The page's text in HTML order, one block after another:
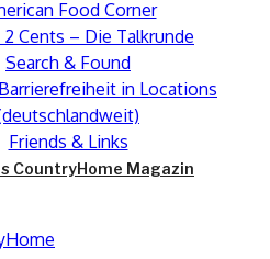
Food Corner
2 Cents – Die Talkrunde
Search & Found
in Locations
Friends & Links
CountryHome Magazin